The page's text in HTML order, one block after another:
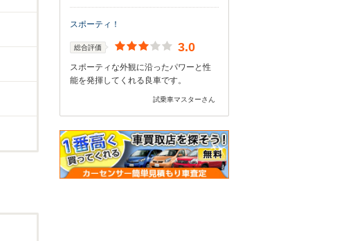
スポーティ！
総合評価 3.0
スポーティな外観に沿ったパワーと性
能を発揮してくれる良車です。
試乗車マスターさん